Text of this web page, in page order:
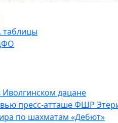
таблицы
дацане
пресс-атташе ФШР
по шахматам «Дебют»